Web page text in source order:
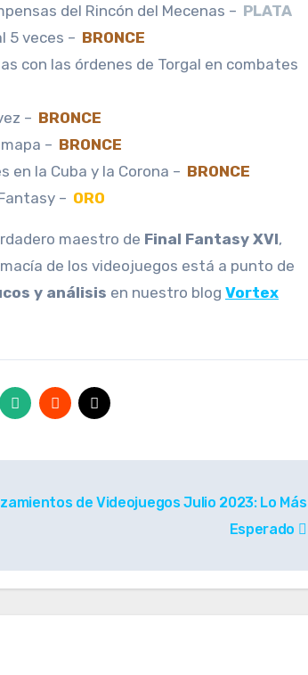
del Rincón del Mecenas – PLATA
5 veces – BRONCE
con las órdenes de Torgal en combates
– BRONCE
– BRONCE
en la Cuba y la Corona – BRONCE
– ORO
maestro de Final Fantasy XVI,
de los videojuegos está a punto de
y análisis en nuestro blog Vortex
de Videojuegos Julio 2023: Lo Más
Esperado